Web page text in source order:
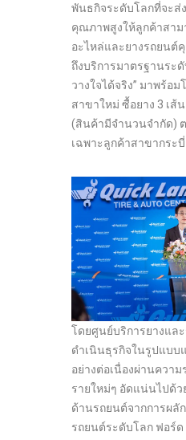
พันธกิจระดับโลกที่จะส่
คุณภาพสูงให้ลูกค้าสา
อะไหล่และยางรถยนต์
ถึงบริการมาตรฐานระ
วางใจได้จริง” มาพร้อ
สาขาใหม่ ซื้อยาง 3 เส้
(สินค้ามีจำนวนจำกัด)
เฉพาะลูกค้าสาขากระ
โดยศูนย์บริการยางแล
ดำเนินธุรกิจในรูปแบบ
อย่างต่อเนื่องผ่านควา
รายใหม่ๆ อัดแน่นไปด้
ด้านรถยนต์จากการผลั
รถยนต์ระดับโลก ฟอร์ด